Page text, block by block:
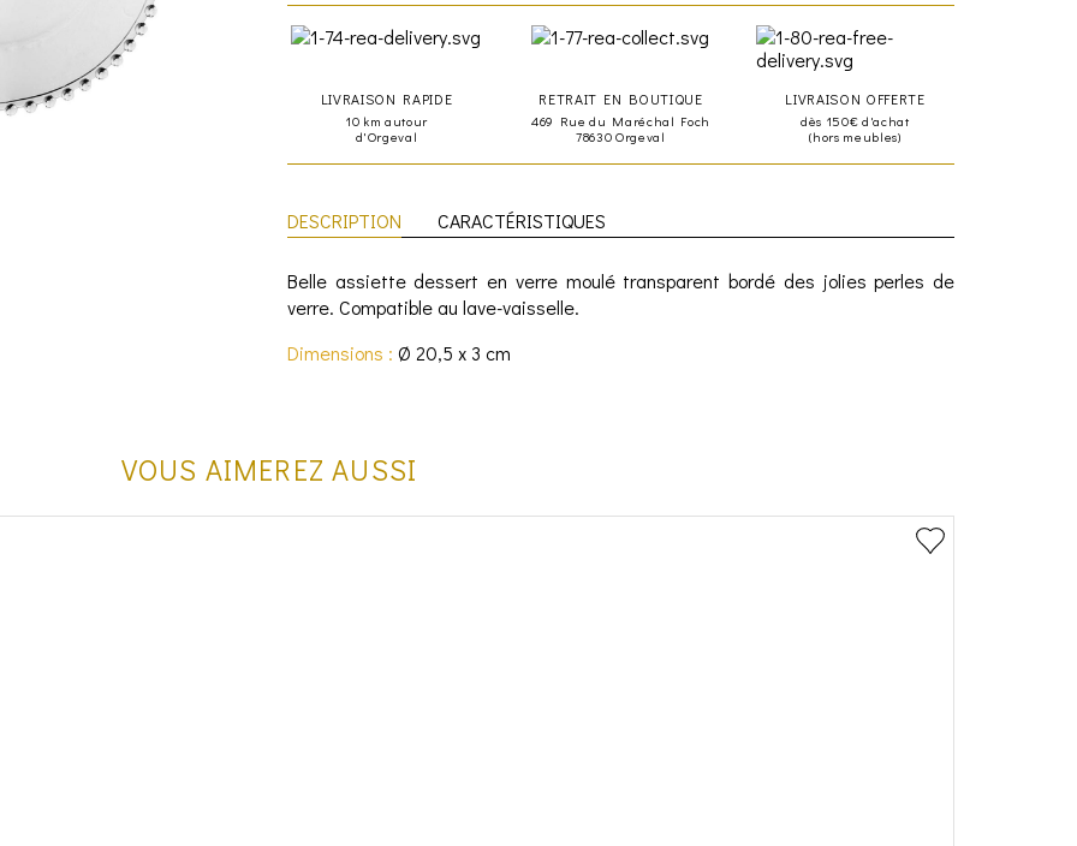
LIVRAISON RAPIDE
10 km autour
d'Orgeval
RETRAIT EN BOUTIQUE
469 Rue du Maréchal Foch
78630 Orgeval
LIVRAISON OFFERTE
dès 150€ d'achat
(hors meubles)
DESCRIPTION CARACTÉRISTIQUES
Belle assiette dessert en verre moulé transparent bordé des jolies perles de
verre. Compatible au lave-vaisselle.
Dimensions : Ø 20,5 x 3 cm
VOUS AIMEREZ AUSSI